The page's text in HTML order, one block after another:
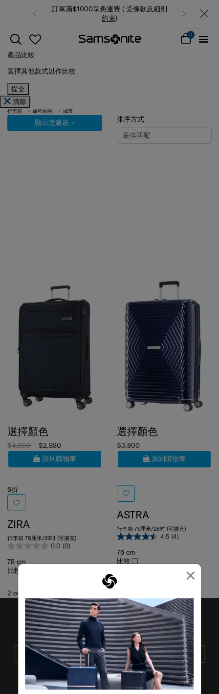
×
訂單滿$1000享免運費 ( 受條款及細則
約束)
0
產品比較
選擇其他款式以作比較
提交
清除
行李箱 旅程目的 城市
顯示過濾器 + 排序方式
選擇顏色
$4,800
$2,880
加到購物車
6折
ZIRA
行李箱 78厘米/29吋 (可擴充)
0.0 (0)
78 cm
比較
選擇顏色
$3,800
加到購物車
ASTRA
行李箱 76厘米/28吋 (可擴充)
4.5 (4)
76 cm
比較
2 of
接收SAMSONITE的最新消息
提交
了解其他品牌